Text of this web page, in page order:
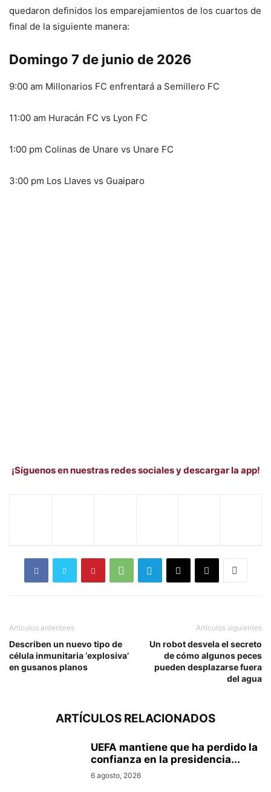
quedaron definidos los emparejamientos de los cuartos de
final de la siguiente manera:
Domingo 7 de junio de 2026
9:00 am Millonarios FC enfrentará a Semillero FC
11:00 am Huracán FC vs Lyon FC
1:00 pm Colinas de Unare vs Unare FC
3:00 pm Los Llaves vs Guaiparo
¡Síguenos en nuestras redes sociales y descargar la app!
Artículos anteriores
Describen un nuevo tipo de
célula inmunitaria ‘explosiva’
en gusanos planos
Artículos siguientes
Un robot desvela el secreto
de cómo algunos peces
pueden desplazarse fuera
del agua
ARTÍCULOS RELACIONADOS
UEFA mantiene que ha perdido la
confianza en la presidencia...
6 agosto, 2026